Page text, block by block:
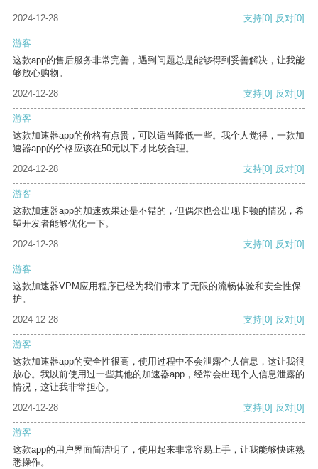
2024-12-28 支持[0] 反对[0]
游客
这款app的售后服务非常完善，遇到问题总是能够得到妥善解决，让我能
够放心购物。
2024-12-28
支持[0] 反对[0]
游客
这款加速器app的价格有点贵，可以适当降低一些。我个人觉得，一款加
速器app的价格应该在50元以下才比较合理。
2024-12-28
支持[0] 反对[0]
游客
这款加速器app的加速效果还是不错的，但偶尔也会出现卡顿的情况，希
望开发者能够优化一下。
2024-12-28
支持[0] 反对[0]
游客
这款加速器VPM应用程序已经为我们带来了无限的流畅体验和安全性保
护。
2024-12-28
支持[0] 反对[0]
游客
这款加速器app的安全性很高，使用过程中不会泄露个人信息，这让我很
放心。我以前使用过一些其他的加速器app，经常会出现个人信息泄露的
情况，这让我非常担心。
2024-12-28
支持[0] 反对[0]
游客
这款app的用户界面简洁明了，使用起来非常容易上手，让我能够快速熟
悉操作。